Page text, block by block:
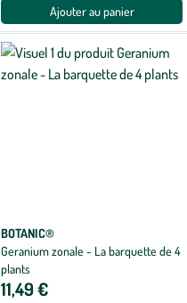
Ajouter au panier
BOTANIC®
Geranium zonale - La barquette de 4
plants
11,49 €